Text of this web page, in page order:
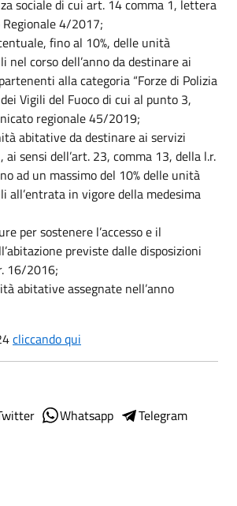
sociale di cui art. 14 comma 1, lettera
4/2017;
fino al 10%, delle unità
nel corso dell’anno da destinare ai
alla categoria “Forze di Polizia
Vigili del Fuoco di cui al punto 3,
regionale 45/2019;
abitative da destinare ai servizi
sensi dell’art. 23, comma 13, della l.r.
ad un massimo del 10% delle unità
all’entrata in vigore della medesima
per sostenere l’accesso e il
previste dalle disposizioni
16/2016;
abitative assegnate nell’anno
cliccando qui
Whatsapp
Telegram